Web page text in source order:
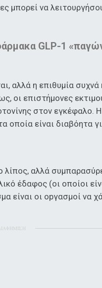
μπορεί να
GLP-1
αλλά η επιθυμία συχνά
οι επιστήμονες
στον εγκέφαλο.
οποία είναι διαβόητα
αλλά
έδαφος (οι οποίοι
οι οpγασμοί να